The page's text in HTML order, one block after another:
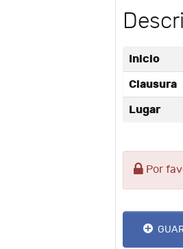
Inicio
Clausura
Lugar
Por